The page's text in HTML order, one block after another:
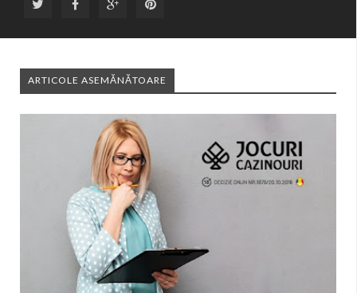
ARTICOLE ASEMĂNĂTOARE